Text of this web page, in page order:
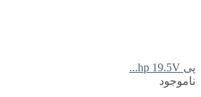
پی hp 19.5V...
ناموجود